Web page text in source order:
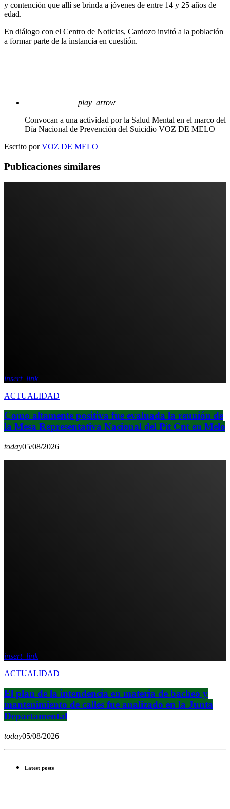
y contención que allí se brinda a jóvenes de entre 14 y 25 años de
edad.
En diálogo con el Centro de Noticias, Cardozo invitó a la población
a formar parte de la instancia en cuestión.
play_arrow
Convocan a una actividad por la Salud Mental en el marco del
Día Nacional de Prevención del Suicidio VOZ DE MELO
Escrito porVOZ DE MELO
Publicaciones similares
insert_link
ACTUALIDAD
Como altamente positiva fue evaluada la reunión de
la Mesa Representativa Nacional del Pit Cnt en Melo
today05/08/2026
insert_link
ACTUALIDAD
El plan de la intendencia en materia de bacheo y
mantenimiento de calles fue analizado en la Junta
Departamental
today05/08/2026
Latest posts